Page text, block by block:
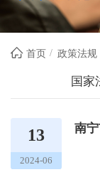
首页 政策法规
国家
13
2024-06